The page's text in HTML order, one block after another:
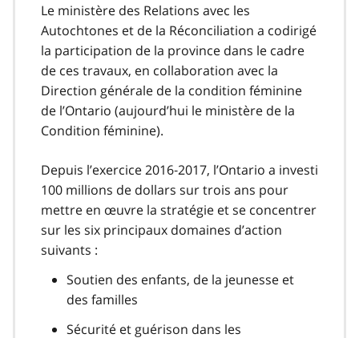
Le ministère des Relations avec les
Autochtones et de la Réconciliation a codirigé
la participation de la province dans le cadre
de ces travaux, en collaboration avec la
Direction générale de la condition féminine
de l’Ontario (aujourd’hui le ministère de la
Condition féminine).
Depuis l’exercice 2016‑2017, l’Ontario a investi
100 millions de dollars sur trois ans pour
mettre en œuvre la stratégie et se concentrer
sur les six principaux domaines d’action
suivants :
Soutien des enfants, de la jeunesse et
des familles
Sécurité et guérison dans les